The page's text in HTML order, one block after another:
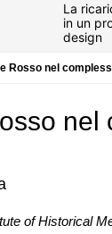
La
in un
design
Rosso nel
of Historical